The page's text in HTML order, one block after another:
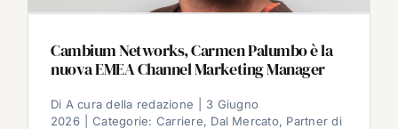
Cambium Networks, Carmen Palumbo è la
nuova EMEA Channel Marketing Manager
Di A cura della redazione
3 Giugno
2026
Categorie: Carriere, Dal Mercato, Partner di